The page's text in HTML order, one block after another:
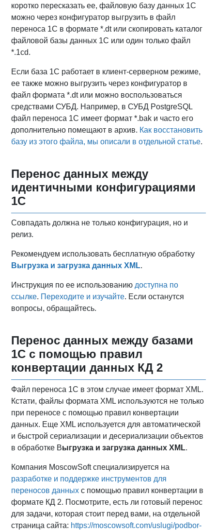
коротко пересказать ее, файловую базу данных 1С
можно через конфигуратор выгрузить в файл
переноса 1С в формате *.dt или скопировать каталог
файловой базы данных 1С или один только файл
*.1cd.
Если база 1С работает в клиент-серверном режиме,
ее также можно выгрузить через конфигуратор в
файл формата *.dt или можно воспользоваться
средствами СУБД. Например, в СУБД PostgreSQL
файл переноса 1С имеет формат *.bak и часто его
дополнительно помещают в архив. Как восстановить
базу из этого файла, мы описали в отдельной статье.
Перенос данных между
идентичными конфигурациями
1С
Совпадать должна не только конфигурация, но и
релиз.
Рекомендуем использовать бесплатную обработку
Выгрузка и загрузка данных XML.
Инструкция по ее использованию доступна по
ссылке. Переходите и изучайте. Если останутся
вопросы, обращайтесь.
Перенос данных между базами
1С с помощью правил
конвертации данных КД 2
Файл переноса 1С в этом случае имеет формат XML.
Кстати, файлы формата XML используются не только
при переносе с помощью правил конвертации
данных. Еще XML используется для автоматической
и быстрой сериализации и десериализации объектов
в обработке Выгрузка и загрузка данных XML.
Компания MoscowSoft специализируется на
разработке и поддержке инструментов для
переносов данных с помощью правил конвертации в
формате КД 2. Посмотрите, есть ли готовый перенос
для задачи, которая стоит перед вами, на отдельной
страница сайта: https://moscowsoft.com/uslugi/podbor-